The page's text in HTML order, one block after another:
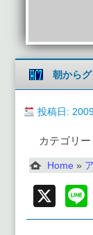
朝から
投稿日:
カテゴリー
Home »
X